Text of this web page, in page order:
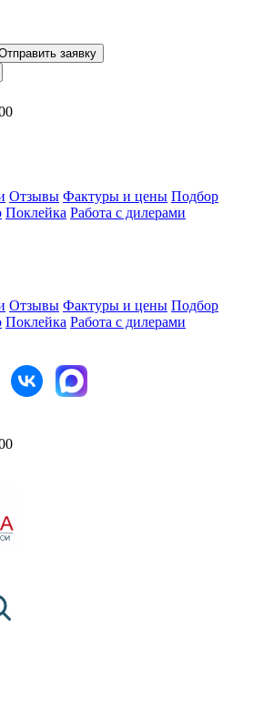
заявку
Отзывы Фактуры и цены Подбор
Поклейка Работа с дилерами
Отзывы Фактуры и цены Подбор
Поклейка Работа с дилерами